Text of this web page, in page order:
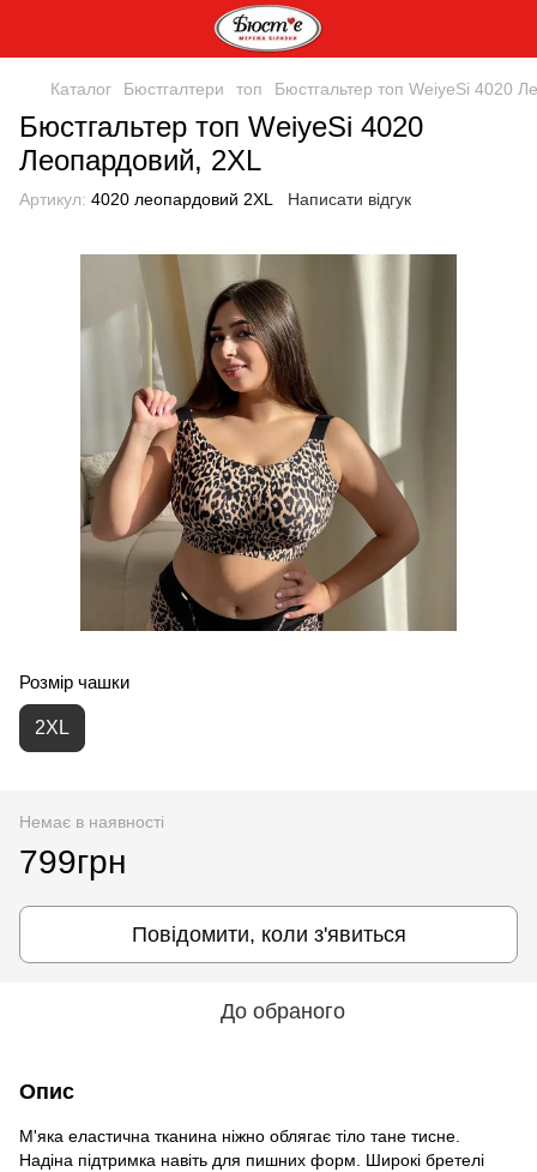
Каталог Бюстгалтери топ Бюстгальтер топ WeiyeSi 4020
Бюстгальтер топ WeiyeSi 4020
Леопардовий, 2XL
Артикул: 4020 леопардовий 2XL Написати відгук
Розмір чашки
2XL
Немає в наявності
799грн
Повідомити, коли з'явиться
До обраного
Опис
М'яка еластична тканина ніжно облягає тіло тане тисне.
Надіна підтримка навіть для пишних форм. Широкі бретелі